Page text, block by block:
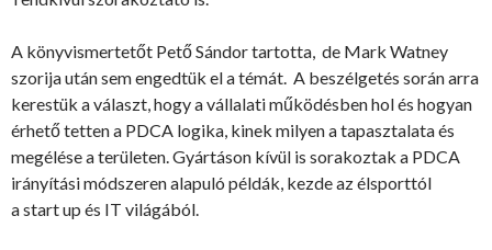
A könyvismertetőt Pető Sándor tartotta, de Mark Watney
szorija után sem engedtük el a témát. A beszélgetés során arra
kerestük a választ, hogy a vállalati működésben hol és hogyan
érhető tetten a PDCA logika, kinek milyen a tapasztalata és
megélése a területen. Gyártáson kívül is sorakoztak a PDCA
irányítási módszeren alapuló példák, kezde az élsporttól
a start up és IT világából.